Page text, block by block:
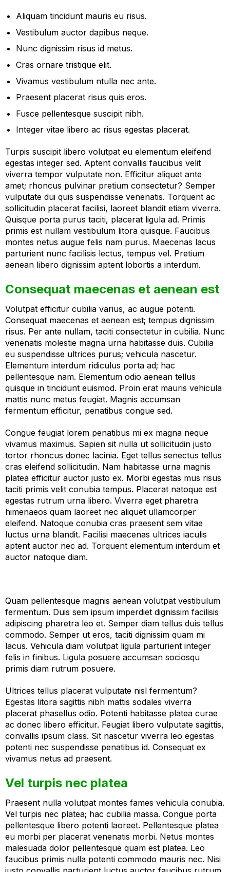
Aliquam tincidunt mauris eu risus.
Vestibulum auctor dapibus neque.
Nunc dignissim risus id metus.
Cras ornare tristique elit.
Vivamus vestibulum ntulla nec ante.
Praesent placerat risus quis eros.
Fusce pellentesque suscipit nibh.
Integer vitae libero ac risus egestas placerat.
Turpis suscipit libero volutpat eu elementum eleifend
egestas integer sed. Aptent convallis faucibus velit
viverra tempor vulputate non. Efficitur aliquet ante
amet; rhoncus pulvinar pretium consectetur? Semper
vulputate dui quis suspendisse venenatis. Torquent ac
sollicitudin placerat facilisi, laoreet blandit etiam viverra.
Quisque porta purus taciti, placerat ligula ad. Primis
primis est nullam vestibulum litora quisque. Faucibus
montes netus augue felis nam purus. Maecenas lacus
parturient nunc facilisis lectus, tempus vel. Pretium
aenean libero dignissim aptent lobortis a interdum.
Consequat maecenas et aenean est
Volutpat efficitur cubilia varius, ac augue potenti.
Consequat maecenas et aenean est; tempus dignissim
risus. Per ante nullam, taciti consectetur in cubilia. Nunc
venenatis molestie magna urna habitasse duis. Cubilia
eu suspendisse ultrices purus; vehicula nascetur.
Elementum interdum ridiculus porta ad; hac
pellentesque nam. Elementum odio aenean tellus
quisque in tincidunt euismod. Proin erat mauris vehicula
mattis nunc metus feugiat. Magnis accumsan
fermentum efficitur, penatibus congue sed.
Congue feugiat lorem penatibus mi ex magna neque
vivamus maximus. Sapien sit nulla ut sollicitudin justo
tortor rhoncus donec lacinia. Eget tellus senectus tellus
cras eleifend sollicitudin. Nam habitasse urna magnis
platea efficitur auctor justo ex. Morbi egestas mus risus
taciti primis velit conubia tempus. Placerat natoque est
egestas rutrum urna libero. Viverra eget pharetra
himenaeos quam laoreet nec aliquet ullamcorper
eleifend. Natoque conubia cras praesent sem vitae
luctus urna blandit. Facilisi maecenas ultrices iaculis
aptent auctor nec ad. Torquent elementum interdum et
auctor natoque diam.
Quam pellentesque magnis aenean volutpat vestibulum
fermentum. Duis sem ipsum imperdiet dignissim facilisis
adipiscing pharetra leo et. Semper diam tellus duis tellus
commodo. Semper ut eros, taciti dignissim quam mi
lacus. Vehicula diam volutpat ligula parturient integer
felis in finibus. Ligula posuere accumsan sociosqu
primis diam rutrum posuere.
Ultrices tellus placerat vulputate nisl fermentum?
Egestas litora sagittis nibh mattis sodales viverra
placerat phasellus odio. Potenti habitasse platea curae
ac donec libero efficitur. Feugiat libero vulputate sagittis,
convallis ipsum class. Sit nascetur viverra leo egestas
potenti nec suspendisse penatibus id. Consequat ex
vivamus netus ad praesent.
Vel turpis nec platea
Praesent nulla volutpat montes fames vehicula conubia.
Vel turpis nec platea; hac cubilia massa. Congue porta
pellentesque libero potenti laoreet. Pellentesque platea
eu morbi per placerat venenatis morbi. Netus montes
malesuada dolor pellentesque quam est platea. Leo
faucibus primis nulla potenti commodo mauris nec. Nisi